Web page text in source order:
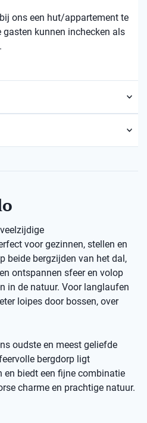
ons een hut/appartement te
gasten kunnen inchecken als
voor gezinnen, stellen en
beide bergzijden van het dal,
ontspannen sfeer en volop
in de natuur. Voor langlaufen
loipes door bossen, over
oudste en meest geliefde
bergdorp ligt
en biedt een fijne combinatie
charme en prachtige natuur.